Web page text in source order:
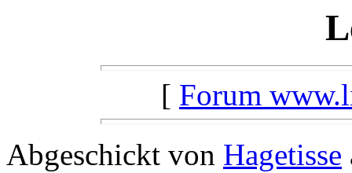
[ Forum
Abgeschickt von Hagetisse